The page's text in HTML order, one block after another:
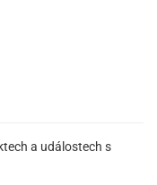
a událostech s